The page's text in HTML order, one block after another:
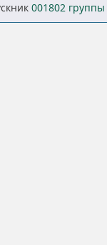
001802 группы